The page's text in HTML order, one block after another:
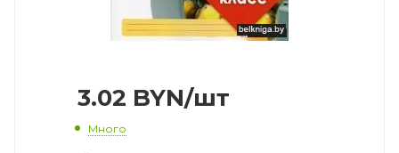
3.02 BYN/шт
Много